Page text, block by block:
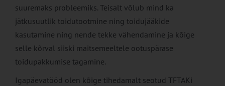
suuremaks probleemiks. Teisalt võlub mind ka
jätkusuutlik toidutootmine ning toidujääkide
kasutamine ning nende tekke vähendamine ja kõige
selle kõrval siiski maitsemeeltele ootuspärase
toidupakkumise tagamine.
Igapäevatööd olen kõige tihedamalt seotud TFTAKi